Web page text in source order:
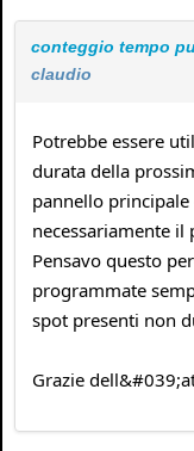
conteggio tempo
claudio
Potrebbe essere
durata della
pannello
necessariamente il
Pensavo questo
programmate
spot presenti non
Grazie